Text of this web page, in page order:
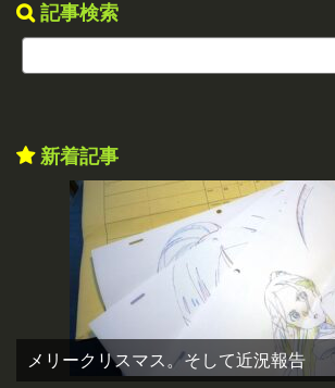
記事検索
新着記事
メリークリスマス。そして近況報告